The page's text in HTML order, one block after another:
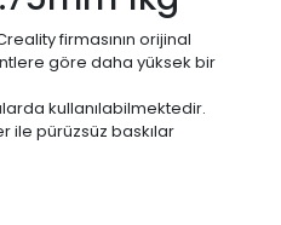
firmasının orijinal
göre daha yüksek bir
kullanılabilmektedir.
ile pürüzsüz baskılar